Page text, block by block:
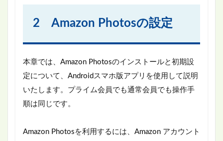
2 Amazon Photosの設定
本章では、Amazon Photosのインストールと初期設
定について、Androidスマホ版アプリを使用して説明
いたします。プライム会員でも通常会員でも操作手
順は同じです。
Amazon Photosを利用するには、Amazon アカウント